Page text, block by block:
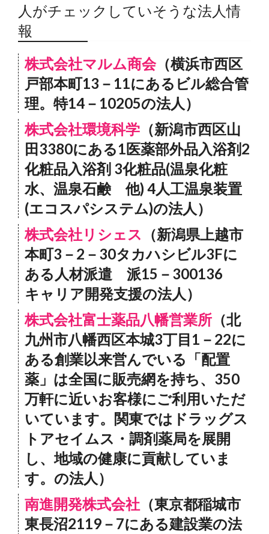
人がチェックしていそうな法人情
報
株式会社マルム商会（横浜市西区
戸部本町13－11にあるビル総合管
理。特14－10205の法人）
株式会社環境科学 （新潟市西区山
田3380にある1医薬部外品入浴剤2
化粧品入浴剤 3化粧品(温泉化粧
水、温泉石鹸 他) 4人工温泉装置
(エコスパシステム)の法人）
株式会社リシェス
（新潟県上越市
本町3－2－30タカハシビル3Fに
ある人材派遣 派15－300136
キャリア開発支援の法人）
株式会社富士薬品八幡営業所 （北
九州市八幡西区本城3丁目1－22に
ある創業以来営んでいる「配置
薬」は全国に販売網を持ち、350
万軒に近いお客様にご利用いただ
いています。関東ではドラッグス
トアセイムス・調剤薬局を展開
し、地域の健康に貢献していま
す。の法人）
南進開発株式会社 （東京都稲城市
東長沼2119－7にある建設業の法